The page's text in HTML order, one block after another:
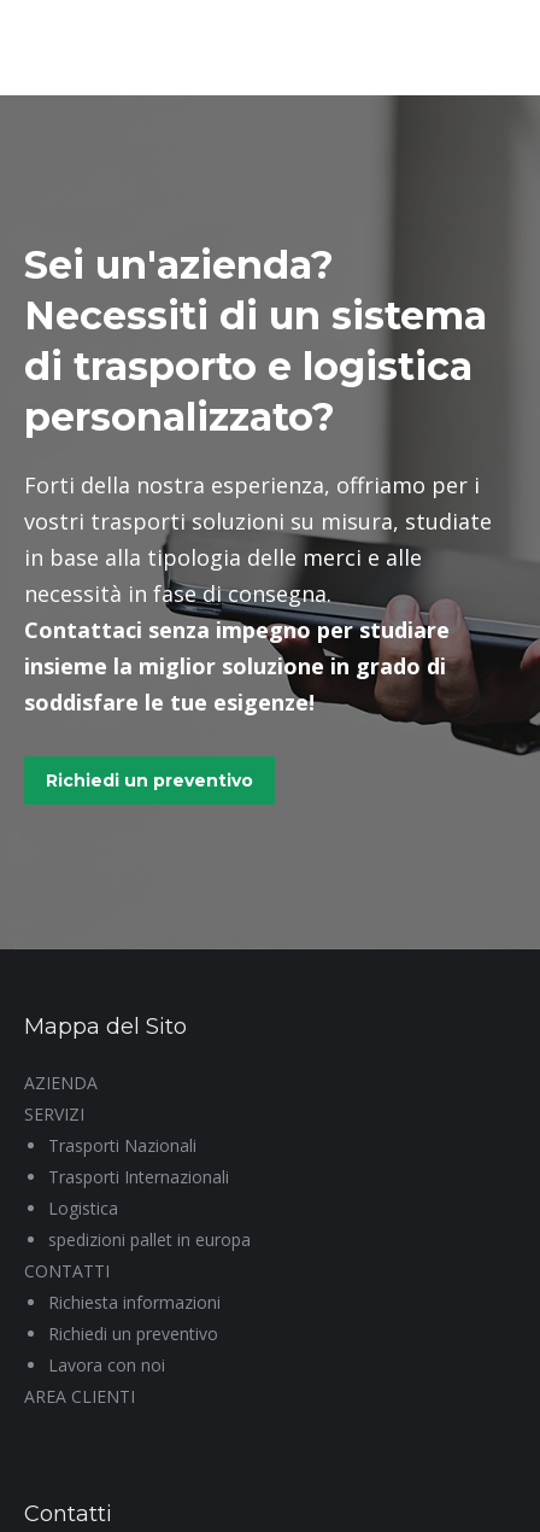
Sei un'azienda?
Necessiti di un sistema
di trasporto e logistica
personalizzato?
Forti della nostra esperienza, offriamo per i
vostri trasporti soluzioni su misura, studiate
in base alla tipologia delle merci e alle
necessità in fase di consegna.
Contattaci senza impegno per studiare
insieme la miglior soluzione in grado di
soddisfare le tue esigenze!
Richiedi un preventivo
Mappa del Sito
AZIENDA
SERVIZI
Trasporti Nazionali
Trasporti Internazionali
Logistica
spedizioni pallet in europa
CONTATTI
Richiesta informazioni
Richiedi un preventivo
Lavora con noi
AREA CLIENTI
Contatti